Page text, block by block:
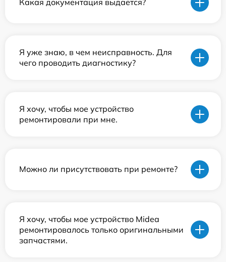
Какая документация выдается?
Я уже знаю, в чем неисправность. Для
чего проводить диагностику?
Я хочу, чтобы мое устройство
ремонтировали при мне.
Можно ли присутствовать при ремонте?
Я хочу, чтобы мое устройство Midea
ремонтировалось только оригинальными
запчастями.